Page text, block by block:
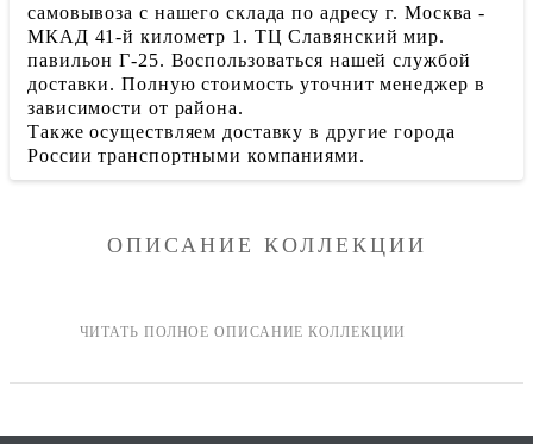
самовывоза с нашего склада по адресу г. Москва -
МКАД 41-й километр 1. ТЦ Славянский мир.
павильон Г-25. Воспользоваться нашей службой
доставки. Полную стоимость уточнит менеджер в
зависимости от района.
Также осуществляем доставку в другие города
России транспортными компаниями.
ОПИСАНИЕ КОЛЛЕКЦИИ